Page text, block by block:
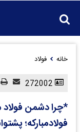
خانه فولاد
*چرا دشمن فولاد
فولاد‌مبارکه؛